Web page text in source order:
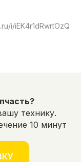
i/iEK4r1dRwrtOzQ
технику.
10 минут